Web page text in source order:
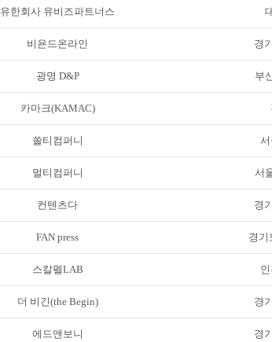
유한회사 유비즈파트너스
비욘드온라인 경
광명 D&P 부
카마크(KAMAC)
쏠티컴퍼니
멀티컴퍼니 서
컨텐츠다 경
FAN press 경기
스칼펠LAB
더 비긴(the Begin) 경
에드앤보니 경